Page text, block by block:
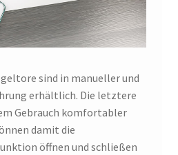
sind in manueller und
erhältlich. Die letztere
Gebrauch komfortabler
damit die
öffnen und schließen